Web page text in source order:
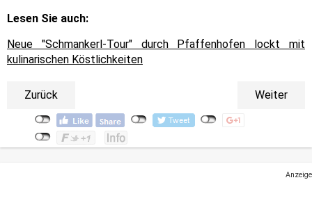
Lesen Sie auch:
Neue "Schmankerl-Tour" durch Pfaffenhofen lockt mit
kulinarischen Köstlichkeiten
Zurück Weiter
Anzeige